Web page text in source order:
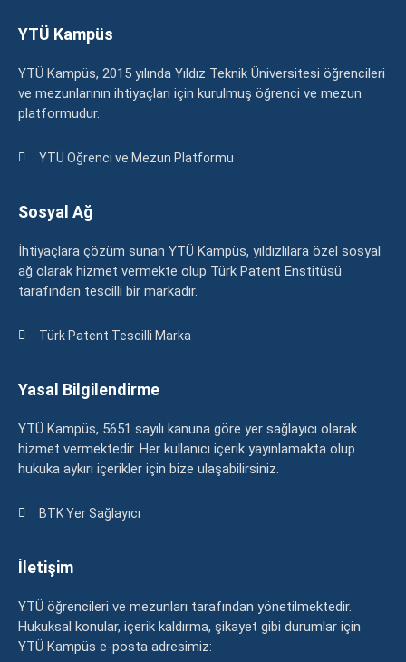
YTÜ Kampüs
YTÜ Kampüs, 2015 yılında Yıldız Teknik Üniversitesi öğrencileri
ve mezunlarının ihtiyaçları için kurulmuş öğrenci ve mezun
platformudur.
YTÜ Öğrenci ve Mezun Platformu
Sosyal Ağ
İhtiyaçlara çözüm sunan YTÜ Kampüs, yıldızlılara özel sosyal
ağ olarak hizmet vermekte olup Türk Patent Enstitüsü
tarafından tescilli bir markadır.
Türk Patent Tescilli Marka
Yasal Bilgilendirme
YTÜ Kampüs, 5651 sayılı kanuna göre yer sağlayıcı olarak
hizmet vermektedir. Her kullanıcı içerik yayınlamakta olup
hukuka aykırı içerikler için bize ulaşabilirsiniz.
BTK Yer Sağlayıcı
İletişim
YTÜ öğrencileri ve mezunları tarafından yönetilmektedir.
Hukuksal konular, içerik kaldırma, şikayet gibi durumlar için
YTÜ Kampüs e-posta adresimiz: